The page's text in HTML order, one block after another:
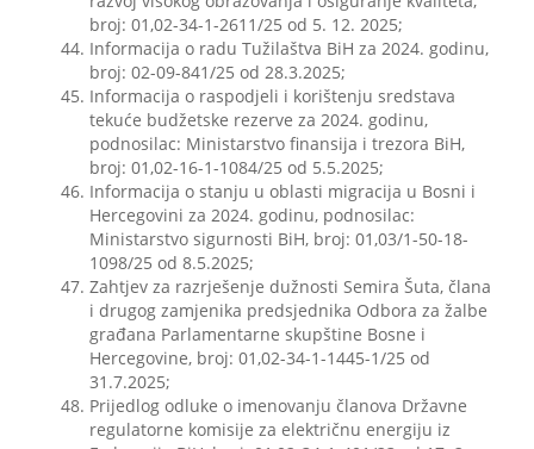
broj: 01,02-34-1-2611/25 od 5. 12. 2025;
Informacija o radu Tužilaštva BiH za 2024. godinu,
broj: 02-09-841/25 od 28.3.2025;
Informacija o raspodjeli i korištenju sredstava
tekuće budžetske rezerve za 2024. godinu,
podnosilac: Ministarstvo finansija i trezora BiH,
broj: 01,02-16-1-1084/25 od 5.5.2025;
Informacija o stanju u oblasti migracija u Bosni i
Hercegovini za 2024. godinu, podnosilac:
Ministarstvo sigurnosti BiH, broj: 01,03/1-50-18-
1098/25 od 8.5.2025;
Zahtjev za razrješenje dužnosti Semira Šuta, člana
i drugog zamjenika predsjednika Odbora za žalbe
građana Parlamentarne skupštine Bosne i
Hercegovine, broj: 01,02-34-1-1445-1/25 od
31.7.2025;
Prijedlog odluke o imenovanju članova Državne
regulatorne komisije za električnu energiju iz